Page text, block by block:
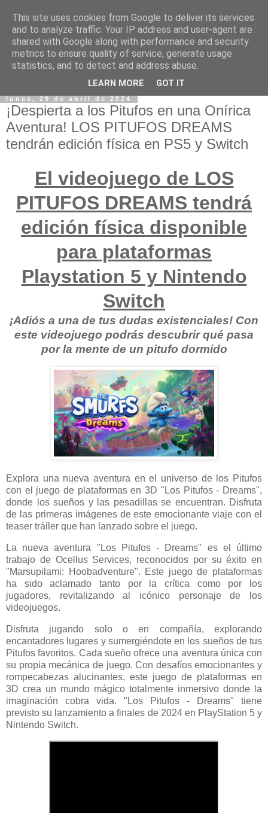
lunes, 29 de abril de 2024
¡Despierta a los Pitufos en una Onírica
Aventura! LOS PITUFOS DREAMS
tendrán edición física en PS5 y Switch
El videojuego de LOS
PITUFOS DREAMS tendrá
edición física disponible
para plataformas
Playstation 5 y Nintendo
Switch
¡Adiós a una de tus dudas existenciales! Con
este videojuego podrás descubrir qué pasa
por la mente de un pitufo dormido
Explora una nueva aventura en el universo de los Pitufos
con el juego de plataformas en 3D "Los Pitufos - Dreams",
donde los sueños y las pesadillas se encuentran. Disfruta
de las primeras imágenes de este emocionante viaje con el
teaser tráiler que han lanzado sobre el juego.
La nueva aventura "Los Pitufos - Dreams" es el último
trabajo de Ocellus Services, reconocidos por su éxito en
"Marsupilami: Hoobadventure". Este juego de plataformas
ha sido aclamado tanto por la crítica como por los
jugadores, revitalizando al icónico personaje de los
videojuegos.
Disfruta jugando solo o en compañía, explorando
encantadores lugares y sumergiéndote en los sueños de tus
Pitufos favoritos. Cada sueño ofrece una aventura única con
su propia mecánica de juego. Con desafíos emocionantes y
rompecabezas alucinantes, este juego de plataformas en
3D crea un mundo mágico totalmente inmersivo donde la
imaginación cobra vida. "Los Pitufos - Dreams" tiene
previsto su lanzamiento a finales de 2024 en PlayStation 5 y
Nintendo Switch.
This site uses cookies from Google to deliver its services
and to analyze traffic. Your IP address and user-agent are
shared with Google along with performance and security
metrics to ensure quality of service, generate usage
statistics, and to detect and address abuse.
LEARN MORE GOT IT